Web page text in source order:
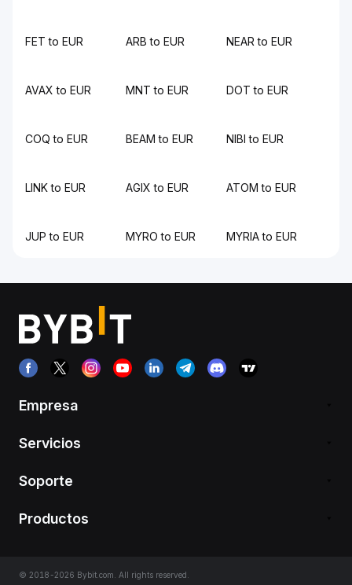
FET to EUR ARB to EUR NEAR to EUR
AVAX to EUR MNT to EUR DOT to EUR
COQ to EUR BEAM to EUR NIBI to EUR
LINK to EUR AGIX to EUR ATOM to EUR
JUP to EUR MYRO to EUR MYRIA to EUR
Empresa
Servicios
Soporte
Productos
© 2018-2026 Bybit.com. All rights reserved.